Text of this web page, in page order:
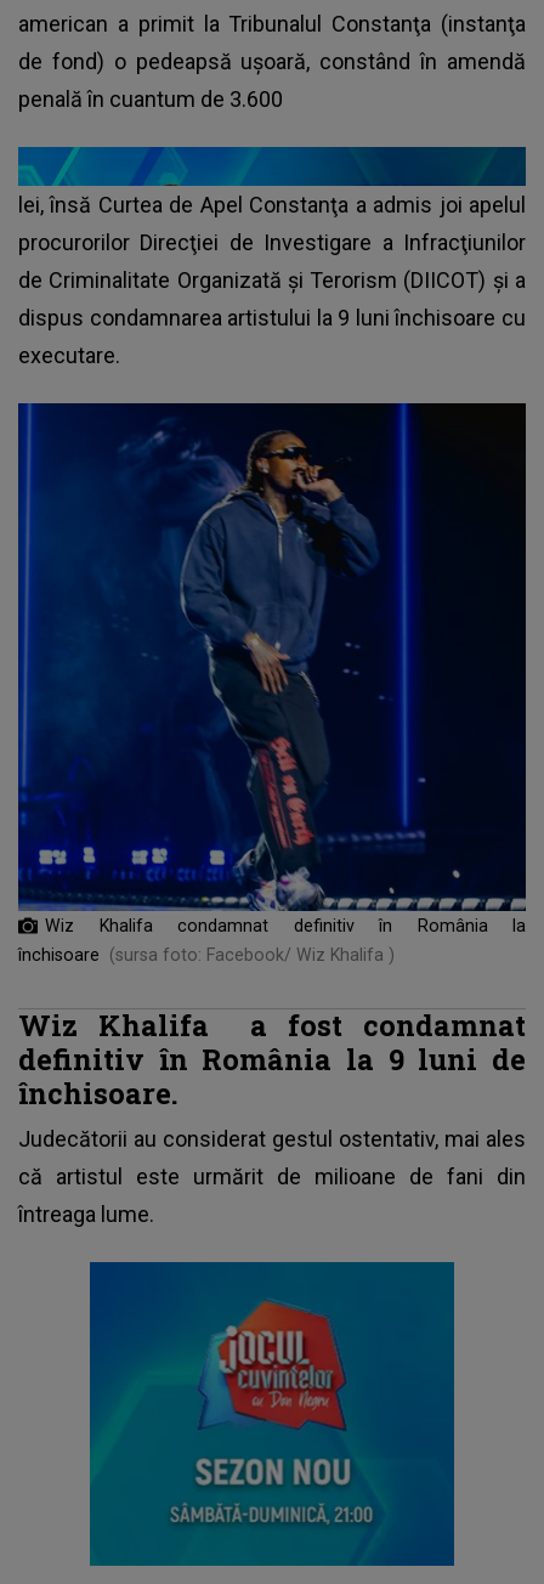
american a primit la Tribunalul Constanţa (instanţa
de fond) o pedeapsă ușoară, constând în amendă
penală în cuantum de 3.600
lei, însă Curtea de Apel Constanţa a admis joi apelul
procurorilor Direcţiei de Investigare a Infracţiunilor
de Criminalitate Organizată şi Terorism (DIICOT) şi a
dispus condamnarea artistului la 9 luni închisoare cu
executare.
Wiz Khalifa condamnat definitiv în România la
închisoare
(sursa foto: Facebook/ Wiz Khalifa )
Wiz Khalifa a fost condamnat
definitiv în România la 9 luni de
închisoare.
Judecătorii au considerat gestul ostentativ, mai ales
că artistul este urmărit de milioane de fani din
întreaga lume.